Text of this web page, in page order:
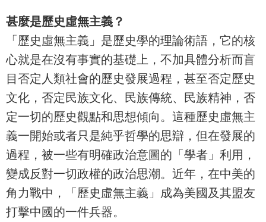
甚麼是歷史虛無主義？
「歷史虛無主義」是歷史學的理論術語，它的核
心就是在沒有事實的基礎上，不加具體分析而盲
目否定人類社會的歷史發展過程，甚至否定歷史
文化，否定民族文化、民族傳統、民族精神，否
定一切的歷史觀點和思想傾向。這種歷史虛無主
義一開始或者只是純乎哲學的思辯，但在發展的
過程，被一些有明確政治意圖的「學者」利用，
變成反對一切政權的政治思潮。近年，在中美的
角力戰中，「歷史虛無主義」成為美國及其盟友
打擊中國的一件兵器。